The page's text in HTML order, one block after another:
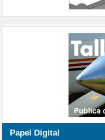
Papel Digital